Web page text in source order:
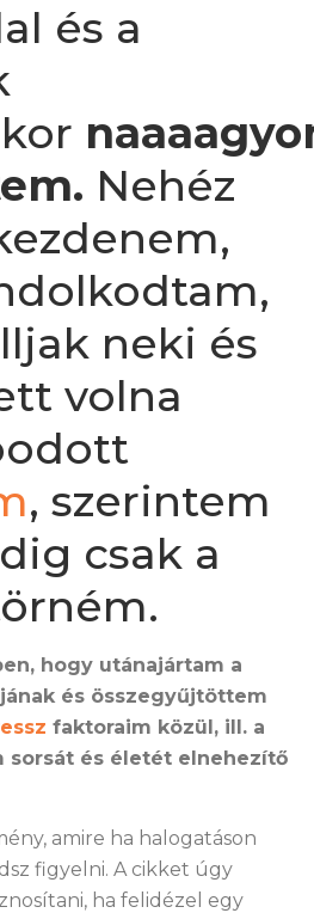
és a
Nehéz
neki és
volna
, szerintem
csak a
hogy utánajártam a
és összegyűjtöttem
faktoraim közül, ill. a
sorsát és életét elnehezítő
amire ha halogatáson
figyelni. A cikket úgy
ha felidézel egy